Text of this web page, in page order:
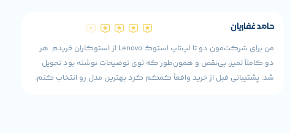
حامد غفاریان
من برای شرکت‌مون دو تا لپ‌تاپ استوک Lenovo از استوکاران خریدم. هر
دو کاملاً تمیز، بی‌نقص و همون‌طور که توی توضیحات نوشته بود تحویل
شد. پشتیبانی قبل از خرید واقعاً کمکم کرد بهترین مدل رو انتخاب کنم.